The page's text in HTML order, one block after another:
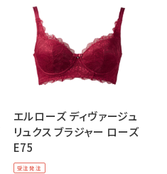
受注発注
エルローズ ディヴァージュ
リュクス ブラジャー ローズ
E75